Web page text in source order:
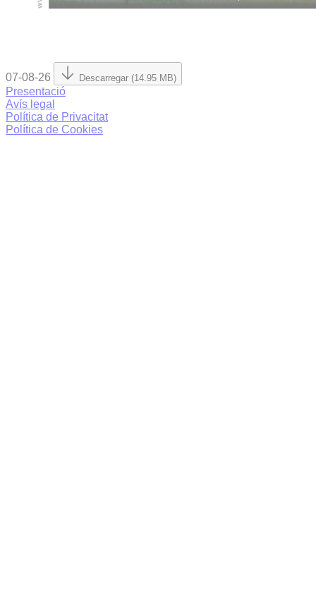
07-08-26 Descarregar (14.95 MB)
Presentació
Avís legal
Política de Privacitat
Política de Cookies